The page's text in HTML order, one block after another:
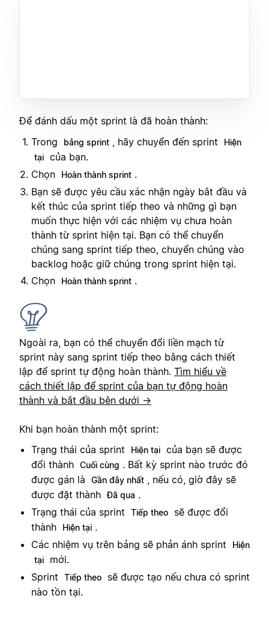
Để đánh dấu một sprint là đã hoàn thành:
Trong
bảng sprint , hãy chuyển đến sprint
Hiện
tại của bạn.
Chọn
Hoàn thành sprint .
Bạn sẽ được yêu cầu xác nhận ngày bắt đầu và
kết thúc của sprint tiếp theo và những gì bạn
muốn thực hiện với các nhiệm vụ chưa hoàn
thành từ sprint hiện tại. Bạn có thể chuyển
chúng sang sprint tiếp theo, chuyển chúng vào
backlog hoặc giữ chúng trong sprint hiện tại.
Chọn
Hoàn thành sprint .
Ngoài ra, bạn có thể chuyển đổi liền mạch từ
sprint này sang sprint tiếp theo bằng cách thiết
lập để sprint tự động hoàn thành. Tìm hiểu về
cách thiết lập để sprint của bạn tự động hoàn
thành và bắt đầu bên dưới →
Khi bạn hoàn thành một sprint:
Trạng thái của sprint
Hiện tại của bạn sẽ được
đổi thành Cuối cùng . Bất kỳ sprint nào trước đó
được gán là
Gần đây nhất , nếu có, giờ đây sẽ
được đặt thành Đã qua .
Trạng thái của sprint
Tiếp theo
sẽ được đổi
thành
Hiện tại .
Các nhiệm vụ trên bảng sẽ phản ánh sprint
Hiện
tại
mới.
Sprint
Tiếp theo
sẽ được tạo nếu chưa có sprint
nào tồn tại.